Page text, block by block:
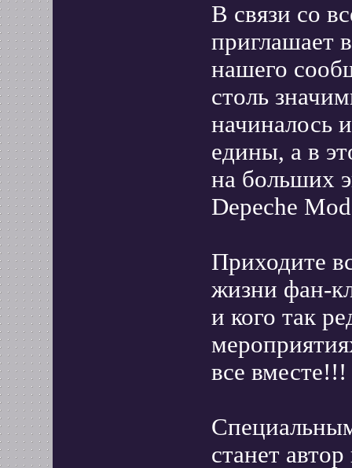
В связи со
приглашает
нашего
столь
начиналось
едины, а в
на больших
Depeche
Приходите
жизни фан-
и кого так
все вместе!!!
станет